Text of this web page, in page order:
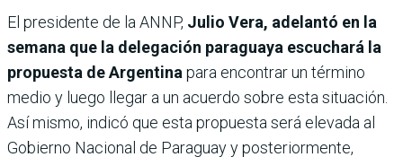
El presidente de la ANNP, Julio Vera, adelantó en la
semana que la delegación paraguaya escuchará la
propuesta de Argentina para encontrar un término
medio y luego llegar a un acuerdo sobre esta situación.
Así mismo, indicó que esta propuesta será elevada al
Gobierno Nacional de Paraguay y posteriormente,